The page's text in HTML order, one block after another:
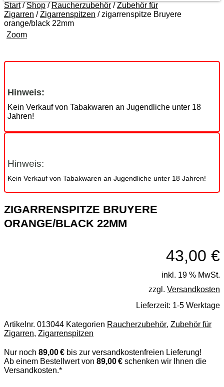
Start/ Shop / Raucherzubehör /Zubehör für
Zigarren /Zigarrenspitzen / zigarrenspitze Bruyere
orange/black 22mm
Zoom
Hinweis:
Kein Verkauf von Tabakwaren an Jugendliche unter 18
Jahren!
Hinweis:
Kein Verkauf von Tabakwaren an Jugendliche unter 18 Jahren!
ZIGARRENSPITZE BRUYERE
ORANGE/BLACK 22MM
43,00 €
inkl. 19 % MwSt.
zzgl. Versandkosten
Lieferzeit: 1-5 Werktage
Artikelnr. 013044 Kategorien Raucherzubehör, Zubehör für
Zigarren, Zigarrenspitzen
Nur noch 89,00 € bis zur versandkostenfreien Lieferung!
Ab einem Bestellwert von 89,00 € schenken wir Ihnen die
Versandkosten.*